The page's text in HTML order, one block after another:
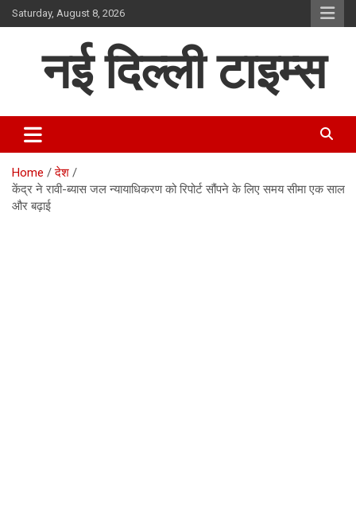
Skip
to
Saturday, August 8, 2026
नई दिल्ली टाइम्स
Home
देश
केंद्र ने रावी-ब्यास जल न्यायाधिकरण को रिपोर्ट सौंपने के लिए समय सीमा एक साल
और बढ़ाई